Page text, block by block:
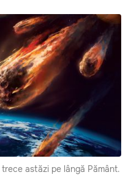
astăzi pe lângă Pământ.